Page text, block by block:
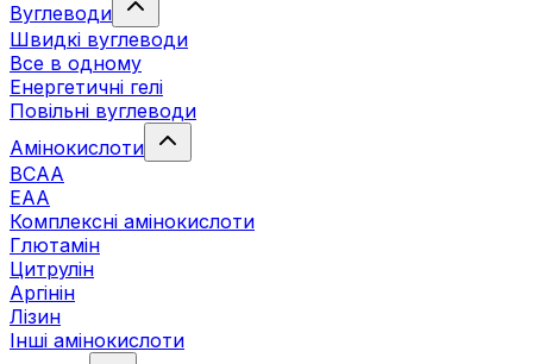
Вуглеводи
Швидкі вуглеводи
Все в одному
Енергетичні гелі
Повільні вуглеводи
Амінокислоти
BCAA
EAA
Комплексні амінокислоти
Глютамін
Цитрулін
Аргінін
Лізин
Інші амінокислоти